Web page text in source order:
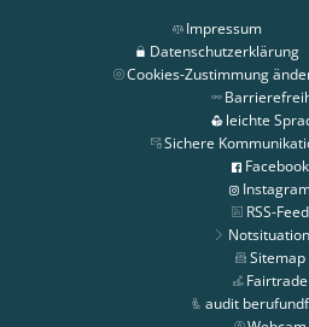
Impressum
Datenschutzerklärung
Cookies-Zustimmung
leichte
Sichere
Facebook
RSS-Feed
Sitemap
Fairtrade
audit